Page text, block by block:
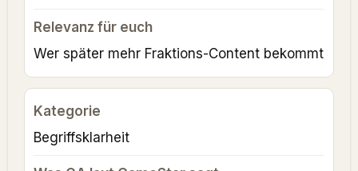
Wer später mehr Fraktions-Content bekommt
Begriffsklarheit